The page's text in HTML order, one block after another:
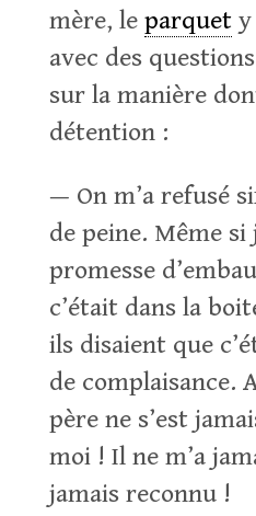
mère, le parquety
avec des
sur la manière
détention :
— On m’a refusé
de peine. Même si
promesse
c’était dans la
ils disaient que
de complaisance.
père ne s’est
moi ! Il ne m’a
jamais reconnu !